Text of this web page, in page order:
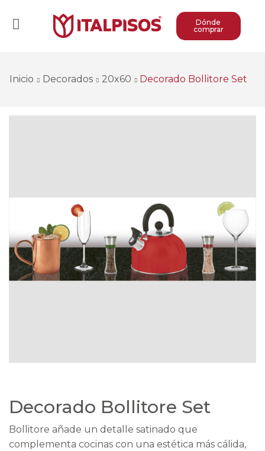
Dónde
comprar
Inicio Decorados 20x60 Decorado Bollitore Set
Decorado Bollitore Set
Bollitore añade un detalle satinado que
complementa cocinas con una estética más cálida,